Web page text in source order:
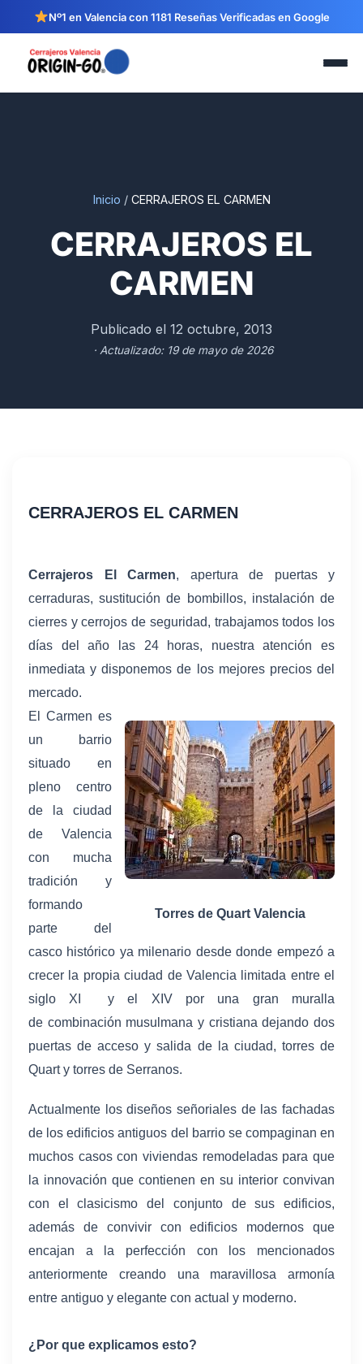
Nº1 en Valencia con 1181 Reseñas Verificadas en Google
Inicio / CERRAJEROS EL CARMEN
CERRAJEROS EL
CARMEN
Publicado el 12 octubre, 2013
· Actualizado: 19 de mayo de 2026
CERRAJEROS EL CARMEN
Cerrajeros El Carmen, apertura de puertas y
cerraduras, sustitución de bombillos, instalación de
cierres y cerrojos de seguridad, trabajamos todos los
días del año las 24 horas, nuestra atención es
inmediata y disponemos de los mejores precios del
mercado.
Torres de Quart Valencia
El Carmen es
un barrio
situado en
pleno centro
de la ciudad
de Valencia
con mucha
tradición y
formando
parte del
casco histórico ya milenario desde donde empezó a
crecer la propia ciudad de Valencia limitada entre el
siglo XI y el XIV por una gran muralla
de combinación musulmana y cristiana dejando dos
puertas de acceso y salida de la ciudad, torres de
Quart y torres de Serranos.
Actualmente los diseños señoriales de las fachadas
de los edificios antiguos del barrio se compaginan en
muchos casos con viviendas remodeladas para que
la innovación que contienen en su interior convivan
con el clasicismo del conjunto de sus edificios,
además de convivir con edificios modernos que
encajan a la perfección con los mencionados
anteriormente creando una maravillosa armonía
entre antiguo y elegante con actual y moderno.
¿Por que explicamos esto?